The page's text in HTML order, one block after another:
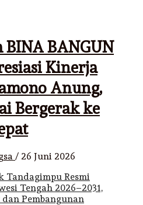
BINA BANGUN
Kinerja
Anung,
Bergerak ke
/ 26 Juni 2026